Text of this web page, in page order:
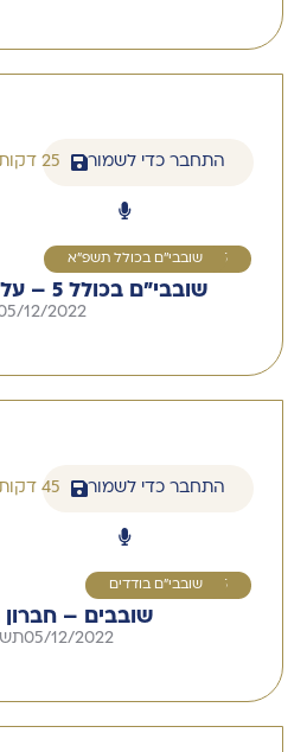
התחבר כדי לשמור 25 דקות
5 שובבי''ם בכולל תשפ"א
שובבי"ם בכולל 5 – עליה של קדושה
12/2022
התחבר כדי לשמור 45 דקות
5 שובבי"ם בודדים
שובבים –
05/12/2022